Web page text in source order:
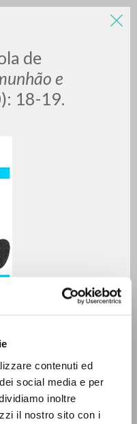
contenuti ed
social media e per
inoltre
il nostro sito con i
de
e
18-19.